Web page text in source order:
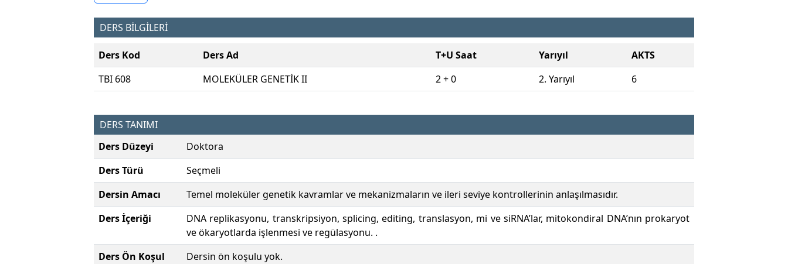
DERS BİLGİLERİ
Ders Kod Ders Ad T+U Saat Yarıyıl
AKTS
TBI 608
MOLEKÜLER GENETİK II 2 + 0 2. Yarıyıl 6
DERS TANIMI
Ders Düzeyi
Doktora
Ders Türü
Seçmeli
Dersin Amacı
Temel moleküler genetik kavramlar ve mekanizmaların ve ileri seviye kontrollerinin anlaşılmasıdır.
Ders İçeriği
DNA replikasyonu, transkripsiyon, splicing, editing, translasyon, mi ve siRNA’lar, mitokondiral DNA’nın prokaryot
ve ökaryotlarda işlenmesi ve regülasyonu. .
Ders Ön Koşul
Dersin ön koşulu yok.